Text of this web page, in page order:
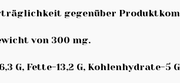
gegenüber
von 300 mg.
G, Fette-13,2 G, Kohlenhydrate-5